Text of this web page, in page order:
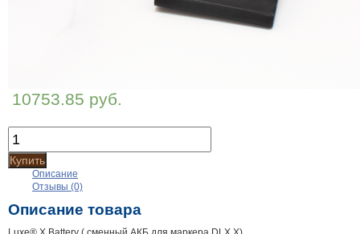
10753.85 руб.
Купить
Описание
Отзывы (0)
Описание товара